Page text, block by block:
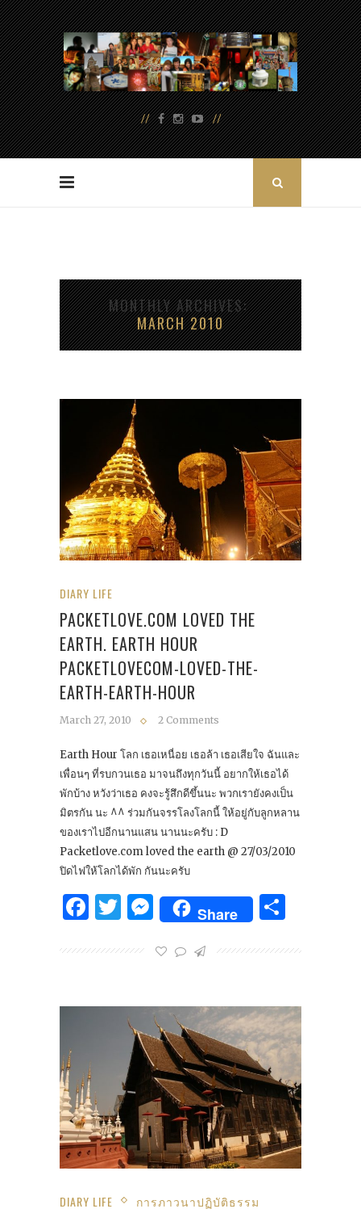
MONTHLY ARCHIVES
MARCH 2010
DIARY LIFE
PACKETLOVE.COM LOVED THE
EARTH. EARTH HOUR
PACKETLOVECOM-LOVED-THE-
EARTH-EARTH-HOUR
March 27, 2010 2 Comments
Earth Hour โลก เธอเหนื่อย เธอล้า เธอเสียใจ ฉันและ
เพื่อนๆ ที่รบกวนเธอ มาจนถึงทุกวันนี้ อยากให้เธอได้
พักบ้าง หวังว่าเธอ คงจะรู้สึกดีขึ้นนะ พวกเรายังคงเป็น
มิตรกัน นะ ^^ ร่วมกันจรรโลงโลกนี้ ให้อยู่กับลูกหลาน
ของเราไปอีกนานแสน นานนะครับ : D
Packetlove.com loved the earth @ 27/03/2010
ปิดไฟให้โลกได้พัก กันนะครับ
Facebook
Twitter
Messenger
Share
DIARY LIFE การภาวนาปฏิบัติธรรม